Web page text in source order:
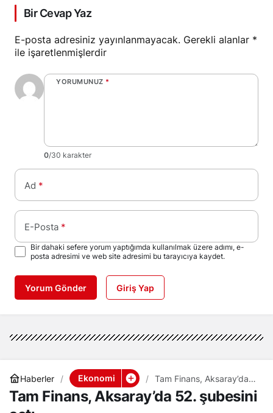
Bir Cevap Yaz
E-posta adresiniz yayınlanmayacak. Gerekli alanlar *
ile işaretlenmişlerdir
YORUMUNUZ *
0/30 karakter
Ad *
E-Posta *
Bir dahaki sefere yorum yaptığımda kullanılmak üzere adımı, e-
posta adresimi ve web site adresimi bu tarayıcıya kaydet.
Yorum Gönder Giriş Yap
Haberler Ekonomi
Tam Finans, Aksaray’da
52. şubesini açtı
Tam Finans, Aksaray’da 52. şubesini